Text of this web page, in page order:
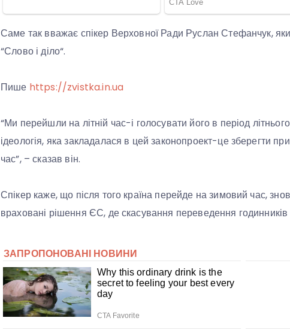
Саме так вважає спікер Верховної Ради Руслан Стефанчук,
“Слово і діло“.
Пише https://zvistka.in.ua
“Ми перейшли на літній час-і голосувати його в період
ідеологія, яка закладалася в цей законопроект-це зберегти
час”, – сказав він.
Спікер каже, що після того країна перейде на зимовий час,
враховані рішення ЄС, де скасування переведення годинників